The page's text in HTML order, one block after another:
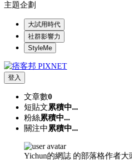
主題企劃
大試用時代
社群影響力
StyleMe
登入
文章數0
短貼文累積中...
粉絲累積中...
關注中 累積中...
Yichun的網誌 的部落格作者大